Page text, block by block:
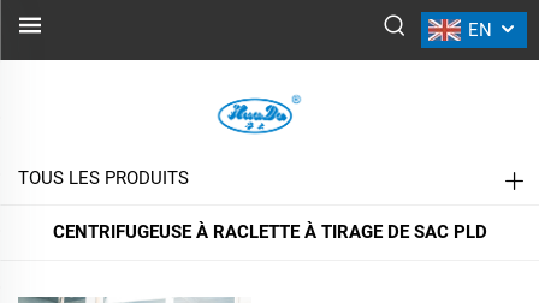
EN
CENTRIFUGEUSE À RACLETTE À
TIRAGE DE SAC PLD
TOUS LES PRODUITS
CENTRIFUGEUSE À RACLETTE À TIRAGE DE SAC PLD